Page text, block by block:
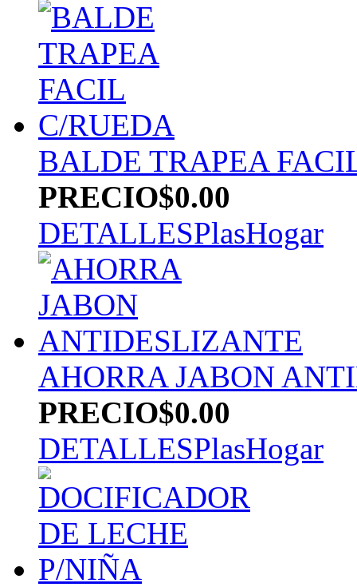
BALDE TRAPEA
PRECIO$0.00
DETALLESPlasHogar
AHORRA JABON
PRECIO$0.00
DETALLESPlasHogar